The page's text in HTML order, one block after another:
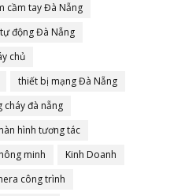
cầm tay Đà Nẵng
động Đà Nẵng
chủ
thiết bị mạng Đà Nẵng
cháy đà nẵng
hình tương tác
minh
Kinh Doanh
công trình